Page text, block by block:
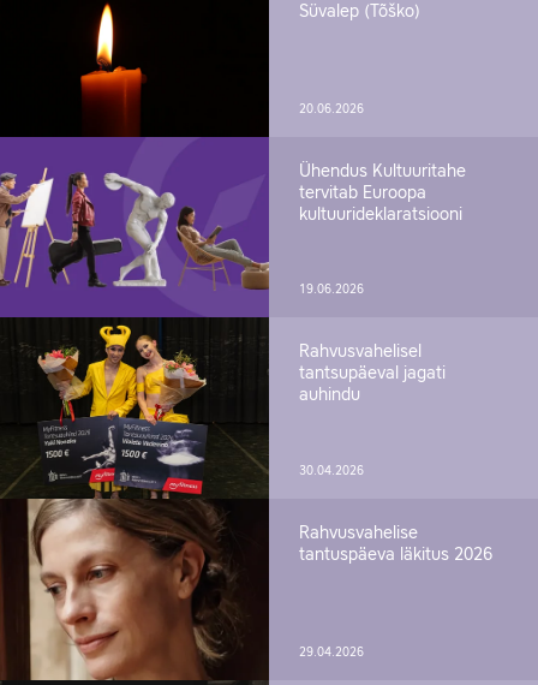
Süvalep (Tõško)
20.06.2026
Ühendus Kultuuritahe
tervitab Euroopa
kultuurideklaratsiooni
19.06.2026
Rahvusvahelisel
tantsupäeval jagati
auhindu
30.04.2026
Rahvusvahelise
tantuspäeva läkitus 2026
29.04.2026